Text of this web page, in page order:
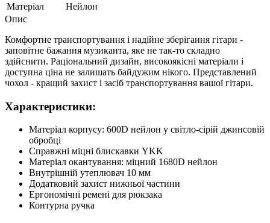
Матеріал
Нейлон
Опис
Комфортне транспортування і надійне зберігання гітари -
заповітне бажання музиканта, яке не так-то складно
здійснити. Раціональний дизайн, високоякісні матеріали і
доступна ціна не залишать байдужим нікого. Представлений
чохол - кращий захист і засіб транспортування вашої гітари.
Характеристики:
Матеріал корпусу: 600D нейлон у світло-сірій джинсовій
обробці
Справжні міцні блискавки YKK
Матеріал окантування: міцний 1680D нейлон
Внутрішній утеплювач 10 мм
Додатковий захист нижньої частини
Ергономічні ремені для рюкзака
Контурна ручка